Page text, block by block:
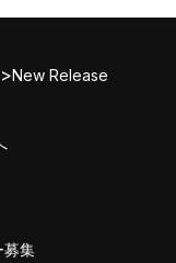
>New Release
募集